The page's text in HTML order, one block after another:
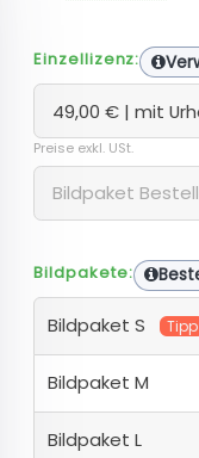
Einzellizenz:
Preise exkl. USt.
Bildpakete:
Bildpaket S Tipp
Bildpaket M
Bildpaket L